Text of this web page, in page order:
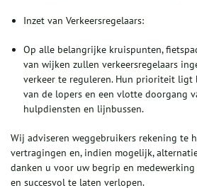
Inzet van Verkeersregelaars:
Op alle belangrijke kruispunten,
van wijken zullen verkeersregelaars
verkeer te reguleren. Hun prioriteit ligt
van de lopers en een vlotte doorgang
hulpdiensten en lijnbussen.
Wij adviseren weggebruikers rekening te
vertragingen en, indien mogelijk,
danken u voor uw begrip en
en succesvol te laten verlopen.